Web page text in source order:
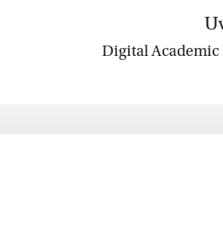
Digital Academic